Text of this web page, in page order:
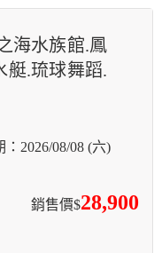
海水族館.鳳
艇.琉球舞蹈.
2026/08/08 (六)
銷售價$28,900